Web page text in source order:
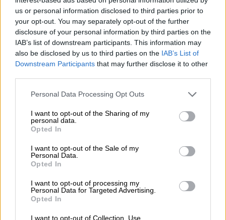
us or personal information disclosed to third parties prior to
your opt-out. You may separately opt-out of the further
disclosure of your personal information by third parties on the
IAB’s list of downstream participants. This information may
also be disclosed by us to third parties on the IAB’s List of
Downstream Participants that may further disclose it to other
Please note that this website/app uses one or more Google
not limited to your visit or usage behaviour. You may click to
grant or deny consent to Google and its third-party tags to
use your data for below specified purposes in below Google
consent section.
Personal Data Processing Opt Outs
I want to opt-out of the Sharing of my
personal data.
Opted In
I want to opt-out of the Sale of my
Personal Data.
Opted In
I want to opt-out of processing my
Personal Data for Targeted Advertising.
Opted In
I want to opt-out of Collection, Use,
Κόσμος|19.05.2026 19:24
Ο γιος του ιδρυτή της Mango έδωσε
εγγύηση 1 εκατ. ευρώ για να μην μπει
φυλακή για τον θάνατο του πατέρα
του
Ο Βαλέσα παρευρέθηκε επίσης στην τελετή
στο Στρασβούργο, αλλά ο Ζελένσκι δεν ήταν
Οι δηλώσεις της Μέρκελ
Στην ομιλία της, η Μέρκελ προειδοποίησε
τους ευρωβουλευτές στο Στρασβούργο ότι